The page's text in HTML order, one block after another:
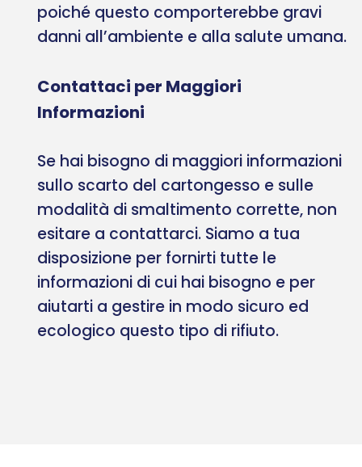
poiché questo comporterebbe gravi
danni all’ambiente e alla salute umana.
Contattaci per Maggiori
Informazioni
Se hai bisogno di maggiori informazioni
sullo scarto del cartongesso e sulle
modalità di smaltimento corrette, non
esitare a contattarci. Siamo a tua
disposizione per fornirti tutte le
informazioni di cui hai bisogno e per
aiutarti a gestire in modo sicuro ed
ecologico questo tipo di rifiuto.